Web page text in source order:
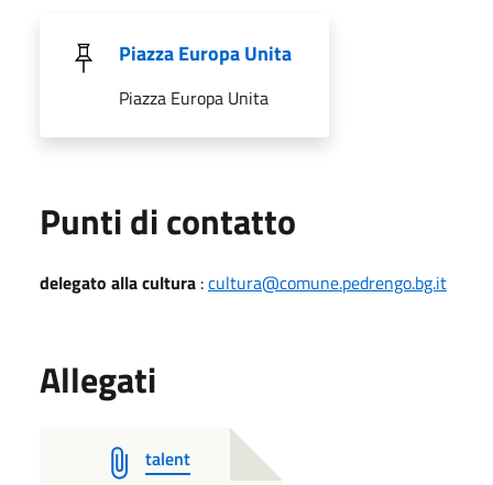
Piazza Europa Unita
Piazza Europa Unita
Punti di contatto
delegato alla cultura :cultura@comune.pedrengo.bg.it
Allegati
talent